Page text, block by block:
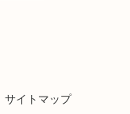
サイトマップ